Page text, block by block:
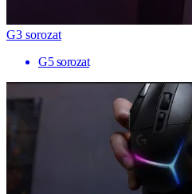
G3 sorozat
G5 sorozat